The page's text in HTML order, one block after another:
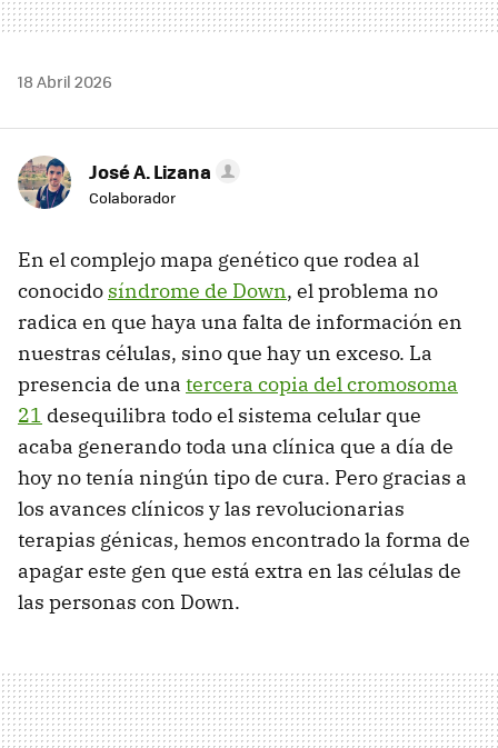
18 Abril 2026
José A. Lizana
Colaborador
En el complejo mapa genético que rodea al
conocido síndrome de Down, el problema no
radica en que haya una falta de información en
nuestras células, sino que hay un exceso. La
presencia de una tercera copia del cromosoma
21 desequilibra todo el sistema celular que
acaba generando toda una clínica que a día de
hoy no tenía ningún tipo de cura. Pero gracias a
los avances clínicos y las revolucionarias
terapias génicas, hemos encontrado la forma de
apagar este gen que está extra en las células de
las personas con Down.